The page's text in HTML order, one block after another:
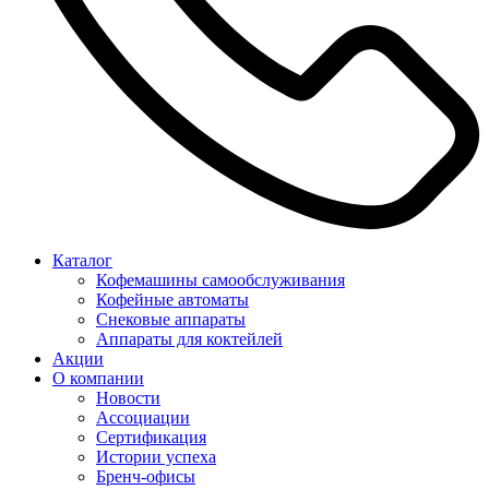
Каталог
Кофемашины самообслуживания
Кофейные автоматы
Снековые аппараты
Аппараты для коктейлей
Акции
О компании
Новости
Ассоциации
Сертификация
Истории успеха
Бренч-офисы